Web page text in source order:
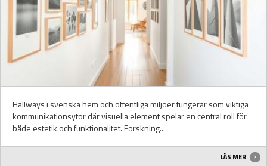
Hallways i svenska hem och offentliga miljöer fungerar som viktiga
kommunikationsytor där visuella element spelar en central roll för
både estetik och funktionalitet. Forskning...
LÄS MER